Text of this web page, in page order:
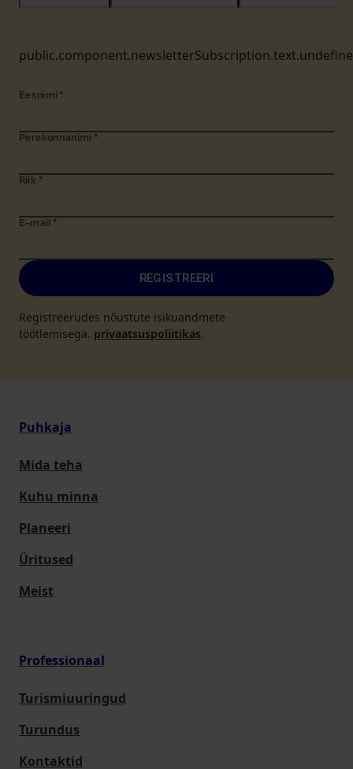
Eesnimi *
Perekonnanimi *
Riik *
E-mail *
REGISTREERI
Registreerudes nõustute isikuandmete
töötlemisega. privaatsuspoliitikas.
Puhkaja
Mida teha
Kuhu minna
Planeeri
Üritused
Meist
Professionaal
Turismiuuringud
Turundus
Kontaktid